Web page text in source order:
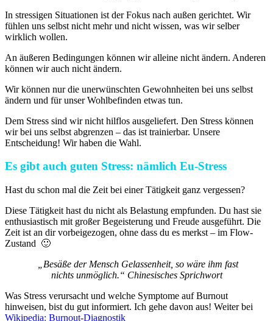
In stressigen Situationen ist der Fokus nach außen gerichtet. Wir
fühlen uns selbst nicht mehr und nicht wissen, was wir selber
wirklich wollen.
An äußeren Bedingungen können wir alleine nicht ändern. Anderen
können wir auch nicht ändern.
Wir können nur die unerwünschten Gewohnheiten bei uns selbst
ändern und für unser Wohlbefinden etwas tun.
Dem Stress sind wir nicht hilflos ausgeliefert. Den Stress können
wir bei uns selbst abgrenzen – das ist trainierbar. Unsere
Entscheidung! Wir haben die Wahl.
Es gibt auch guten Stress: nämlich Eu-Stress
Hast du schon mal die Zeit bei einer Tätigkeit ganz vergessen?
Diese Tätigkeit hast du nicht als Belastung empfunden. Du hast sie
enthusiastisch mit großer Begeisterung und Freude ausgeführt. Die
Zeit ist an dir vorbeigezogen, ohne dass du es merkst – im Flow-
Zustand 🙂
„Besäße der Mensch Gelassenheit, so wäre ihm fast
nichts unmöglich.“ Chinesisches Sprichwort
Was Stress verursacht und welche Symptome auf Burnout
hinweisen, bist du gut informiert. Ich gehe davon aus! Weiter bei
Wikipedia: Burnout-Diagnostik